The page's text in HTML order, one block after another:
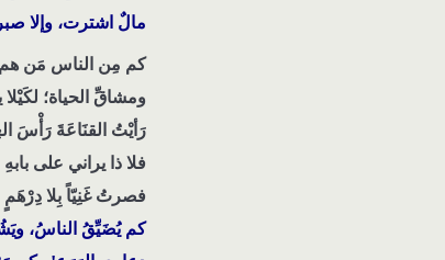
مالٌ اشترت، وإلا
كم مِن الناس مَن هم
ومشاقِّ الحياة؛
رَأيْتُ القنَاعَةَ رَأْسَ
فلا ذا يراني على
فصرتُ غَنِيّاً بِلا
كم يُضَيِّقُ الناسُ،